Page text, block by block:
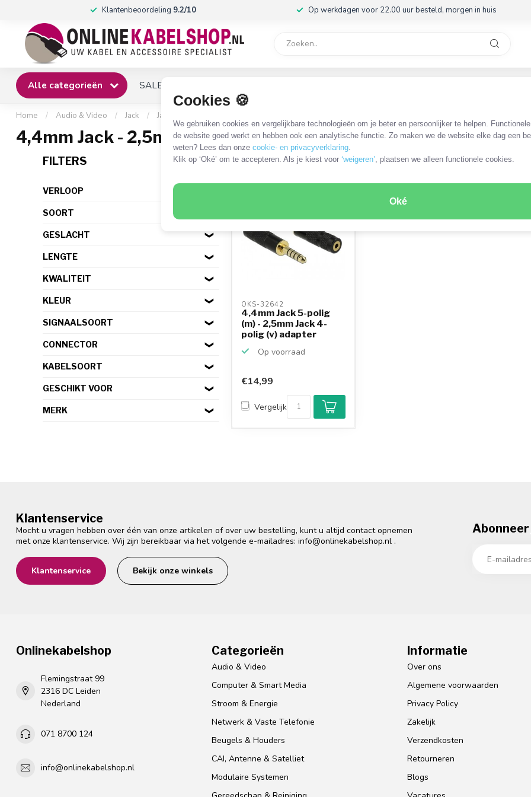
Cookies 🍪
We gebruiken cookies en vergelijkbare technologieën om je beter en persoonlijker te helpen.
de website goed werkt en hebben ook een analytische functie. Zo maken we de website elke dag een
weten? Lees dan onze cookie- en privacyverklaring.
Klik op ‘Oké’ om te accepteren. Als je kiest voor ‘weigeren’, plaatsen we alleen functionele cookies.
Oké
Klantenbeoordeling 9.2/10 Op werkdagen voor 22.00 uur besteld, morgen in huis
Alle categorieën SALE
Home / Audio & Video / Jack / Jack - Jack
4,4mm Jack - 2,5mm Jack
FILTERS
VERLOOP
SOORT
GESLACHT
LENGTE
KWALITEIT
KLEUR
SIGNAALSOORT
CONNECTOR
KABELSOORT
GESCHIKT VOOR
MERK
1 PRODUCT
OKS-32642
4,4mm Jack 5-polig
(m) - 2,5mm Jack 4-
polig (v) adapter
Op voorraad
€14,99
Vergelijk
Klantenservice
Mocht u vragen hebben over één van onze artikelen of over uw bestelling, kunt u altijd contact opnemen
met onze klantenservice. Wij zijn bereikbaar via het volgende e-mailadres: info@onlinekabelshop.nl .
Klantenservice Bekijk onze winkels
Onlinekabelshop
Flemingstraat 99
2316 DC Leiden
Nederland
071 8700 124
info@onlinekabelshop.nl
Categorieën
Audio & Video
Computer & Smart Media
Stroom & Energie
Netwerk & Vaste Telefonie
Beugels & Houders
CAI, Antenne & Satelliet
Modulaire Systemen
Informatie
Over ons
Algemene voorwaarden
Privacy Policy
Zakelijk
Verzendkosten
Retourneren
Blogs